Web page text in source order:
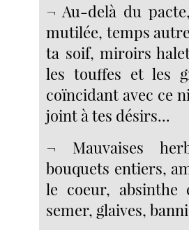
¬ Au-delà du
mutilée, temps
ta soif, miroirs
les touffes et les
coïncidant avec ce
joint à tes désirs...
¬ Mauvaises
bouquets entiers,
le coeur, absinthe
semer, glaives,